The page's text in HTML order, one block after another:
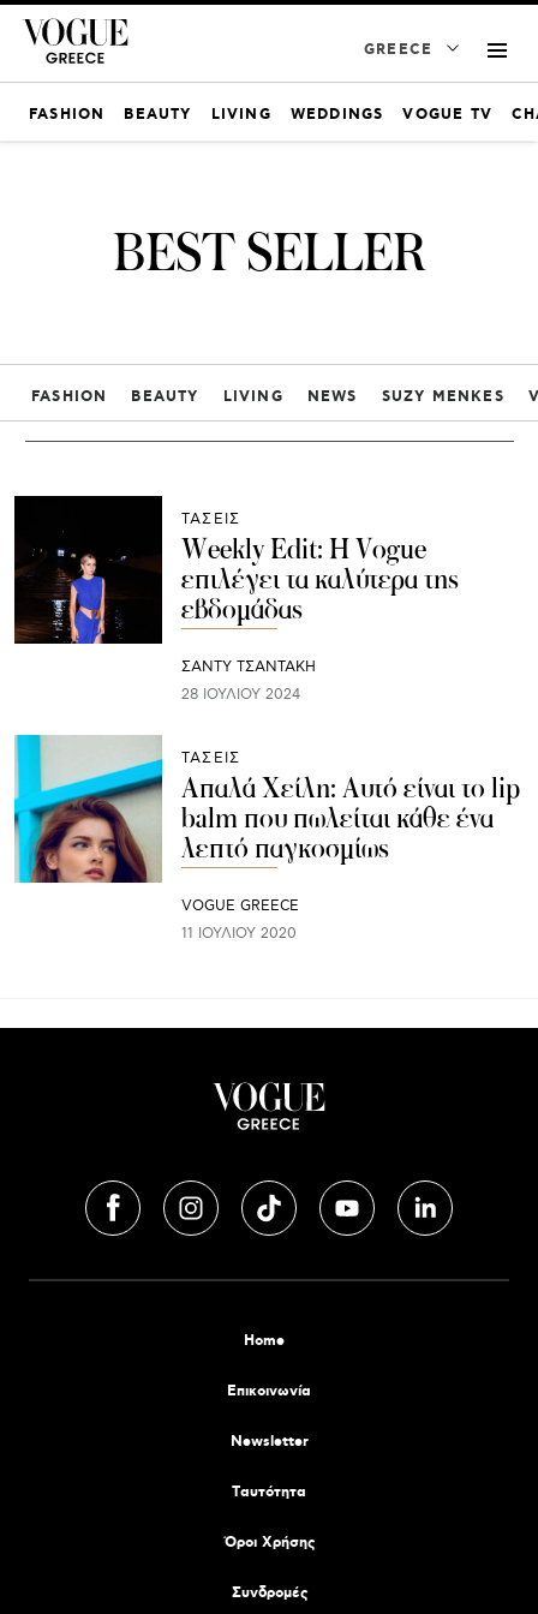
GREECE
FASHION BEAUTY LIVING WEDDINGS VOGUE TV
BEST SELLER
FASHION BEAUTY LIVING NEWS SUZY MENKES
ΤΑΣΕΙΣ
Weekly Edit: Η Vogue
επιλέγει τα καλύτερα της
εβδομάδας
ΣΑΝΤΥ ΤΣΑΝΤΑΚΗ
28 ΙΟΥΛΊΟΥ 2024
ΤΑΣΕΙΣ
Απαλά Χείλη: Αυτό είναι το lip
balm που πωλείται κάθε ένα
λεπτό παγκοσμίως
VOGUE GREECE
11 ΙΟΥΛΊΟΥ 2020
Home
Επικοινωνία
Newsletter
Tαυτότητα
Όροι Χρήσης
Συνδρομές